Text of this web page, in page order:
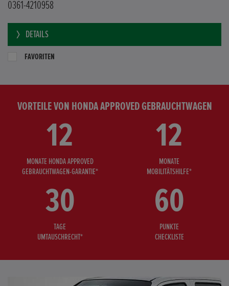
0361-4210958
DETAILS
FAVORITEN
VORTEILE VON HONDA APPROVED GEBRAUCHTWAGEN
12
MONATE HONDA APPROVED
GEBRAUCHTWAGEN-GARANTIE*
12
MONATE
MOBILITÄTSHILFE*
30
TAGE
UMTAUSCHRECHT*
60
PUNKTE
CHECKLISTE